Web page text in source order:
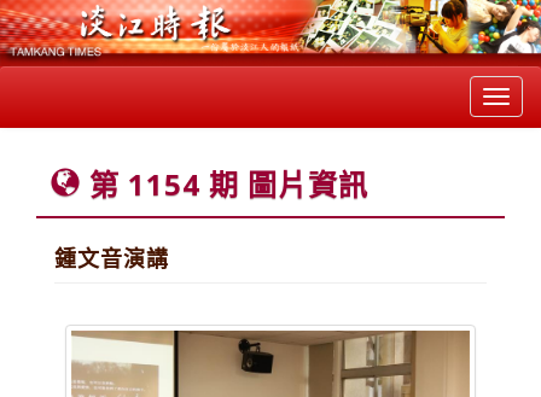
第 1154 期 圖片資訊
鍾文音演講